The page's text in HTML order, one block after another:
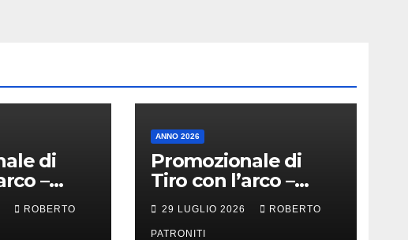
di
–
ROBERTO
ANNO 2026
Promozionale di
Tiro con l’arco –
Militello Rosmarino
(Me)
29 LUGLIO 2026 ROBERTO
PATRONITI